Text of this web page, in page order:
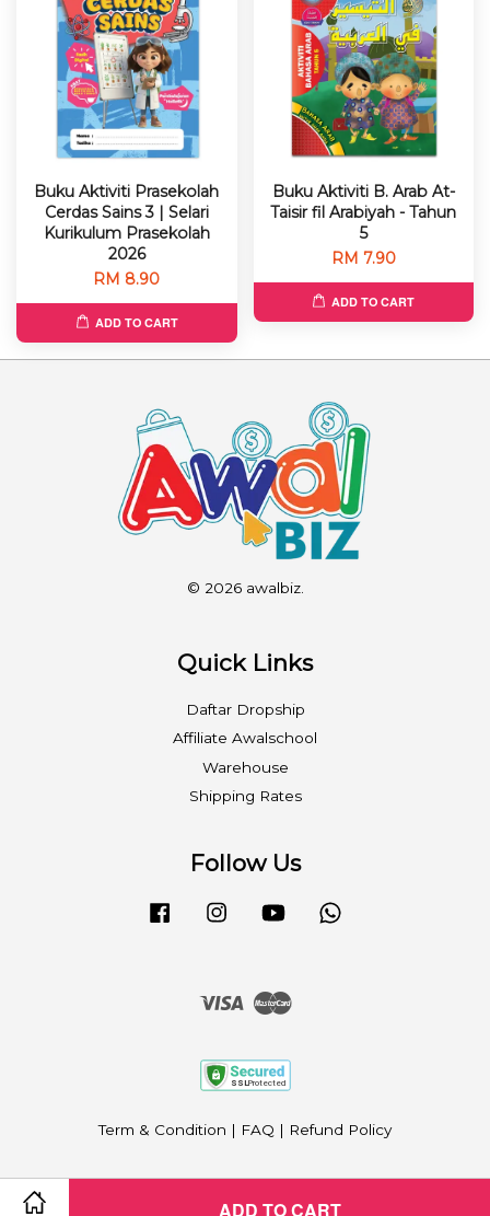
ADD TO CART
Buku Aktiviti Prasekolah
Cerdas Sains 3 | Selari
Kurikulum Prasekolah
2026
RM 8.90
ADD TO CART
Buku Aktiviti B. Arab At-
Taisir fil Arabiyah - Tahun
5
RM 7.90
ADD TO CART
© 2026 awalbiz.
Quick Links
Daftar Dropship
Affiliate Awalschool
Warehouse
Shipping Rates
Follow Us
FacebookInstagramYouTube
Visa Master
Term & Condition | FAQ | Refund Policy